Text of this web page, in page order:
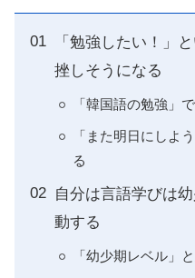
「勉強したい！」
挫しそうになる
「韓国語の勉強」
「また明日にしよ
る
自分は言語学びは
動する
「幼少期レベル」